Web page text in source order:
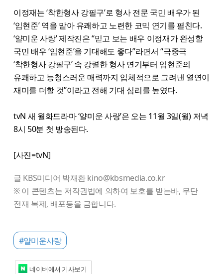
이정재는 ‘착한형사 강필구’로 형사 전문 국민 배우가 된
‘임현준’ 역을 맡아 유쾌하고 노련한 코믹 연기를 펼친다.
‘얄미운 사랑’ 제작진은 “믿고 보는 배우 이정재가 완성할
국민 배우 ‘임현준’을 기대해도 좋다”라면서 “극중극
‘착한형사 강필구’ 속 강렬한 형사 연기부터 임현준의
유쾌하고 능청스러운 매력까지 입체적으로 그려낸 열연이
재미를 더할 것”이라고 전해 기대 심리를 높였다.
tvN 새 월화드라마 ‘얄미운 사랑’은 오는 11월 3일(월) 저녁
8시 50분 첫 방송된다.
[사진=tvN]
글 KBS미디어 박재환 kino@kbsmedia.co.kr
※ 이 콘텐츠는 저작권법에 의하여 보호를 받는바, 무단
전재 복제, 배포등을 금합니다.
#얄미운사랑
네이버에서 기사보기